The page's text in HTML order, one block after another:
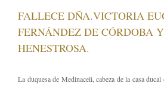
FALLECE DÑA.VICTORIA
FERNÁNDEZ DE CÓRDOBA
HENESTROSA.
La duquesa de Medinaceli, cabeza de la casa